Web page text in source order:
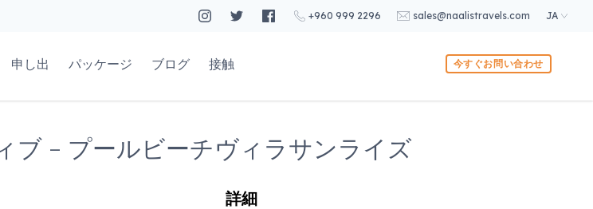
+960 999 2296 sales@naalistravels.com JA
申し出 パッケージ ブログ 接触 今すぐお問い合わせ
ブ - プールビーチヴィラサンライズ
詳細